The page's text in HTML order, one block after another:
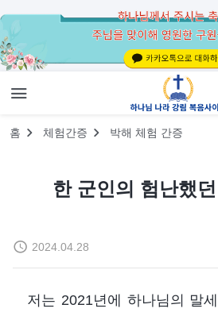
홈 체험간증 박해 체험 간증
한 군인의 험난했
2024.04.28
저는 2021년에 하나님의 말